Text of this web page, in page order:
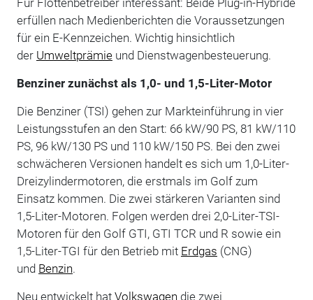
erfüllen nach Medienberichten die Voraussetzungen
für ein E-Kennzeichen. Wichtig hinsichtlich
der Umweltprämie und Dienstwagenbesteuerung.
Benziner zunächst als 1,0- und 1,5-Liter-Motor
Die Benziner (TSI) gehen zur Markteinführung in vier
Leistungsstufen an den Start: 66 kW/90 PS, 81 kW/110
PS, 96 kW/130 PS und 110 kW/150 PS. Bei den zwei
schwächeren Versionen handelt es sich um 1,0-Liter-
Dreizylindermotoren, die erstmals im Golf zum
Einsatz kommen. Die zwei stärkeren Varianten sind
1,5-Liter-Motoren. Folgen werden drei 2,0-Liter-TSI-
Motoren für den Golf GTI, GTI TCR und R sowie ein
1,5-Liter-TGI für den Betrieb mit Erdgas (CNG)
und Benzin.
Neu entwickelt hat Volkswagen die zwei